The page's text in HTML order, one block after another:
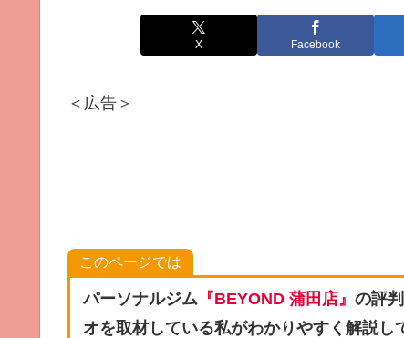
X Facebook
＜広告＞
このページでは
パーソナルジム 『BEYOND 蒲田店』の評
オを取材している私がわかりやすく解説し